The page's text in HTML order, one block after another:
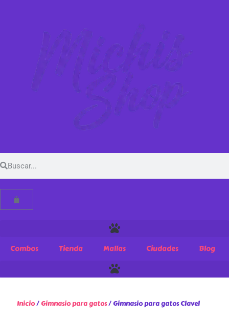
Combos Tienda Mallas Ciudades Blog
Inicio/Gimnasio para gatos/ Gimnasio para gatos Clavel